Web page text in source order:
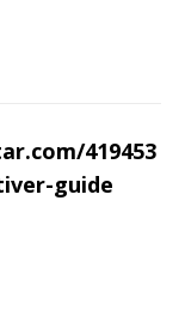
419453
guide